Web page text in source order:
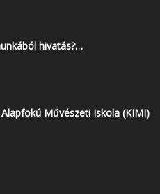
hivatás?…
Művészeti Iskola (KIMI)